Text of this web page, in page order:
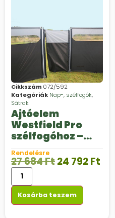
Cikkszám 072/592
Kategóriák Nap-, szélfogók,
Sátrak
Ajtóelem
Westfield Pro
szélfogóhoz –
2074
Rendelésre
27 684Ft24 792Ft
Kosárba teszem